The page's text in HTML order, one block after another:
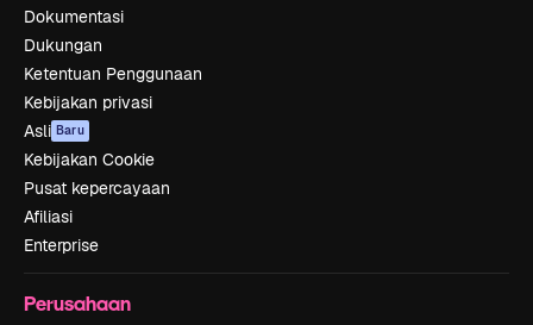
Dokumentasi
Dukungan
Ketentuan Penggunaan
Kebijakan privasi
Asli Baru
Kebijakan Cookie
Pusat kepercayaan
Afiliasi
Enterprise
Perusahaan